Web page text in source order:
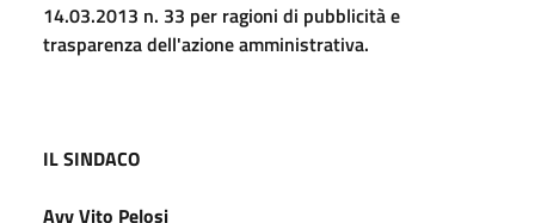
14.03.2013 n. 33 per ragioni di pubblicità e
trasparenza dell'azione amministrativa.
IL SINDACO
Avv Vito Pelosi